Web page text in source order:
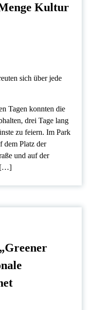
Kultur
Tagen konnten die
drei Tage lang
zu feiern. Im Park
dem Platz der
und auf der
[…]